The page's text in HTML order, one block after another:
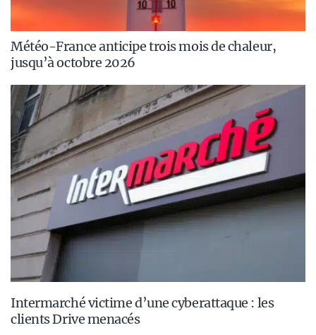
Météo-France anticipe trois mois de chaleur,
jusqu’à octobre 2026
Intermarché victime d’une cyberattaque : les
clients Drive menacés